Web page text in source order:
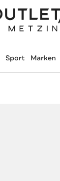
Sport Marken